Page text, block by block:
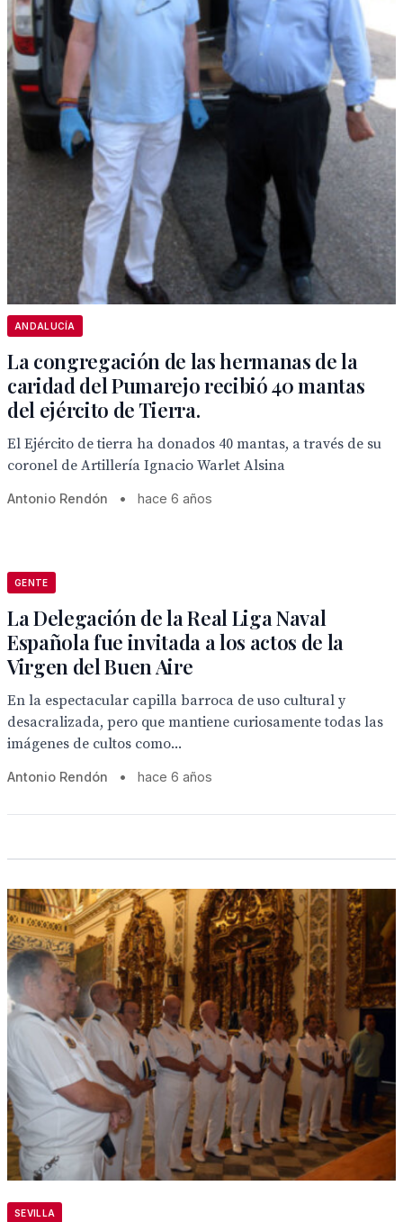
ANDALUCÍA
La congregación de las hermanas de la
caridad del Pumarejo recibió 40 mantas
del ejército de Tierra.
El Ejército de tierra ha donados 40 mantas, a través de su
coronel de Artillería Ignacio Warlet Alsina
Antonio Rendón • hace 6 años
GENTE
La Delegación de la Real Liga Naval
Española fue invitada a los actos de la
Virgen del Buen Aire
En la espectacular capilla barroca de uso cultural y
desacralizada, pero que mantiene curiosamente todas las
imágenes de cultos como...
Antonio Rendón • hace 6 años
SEVILLA